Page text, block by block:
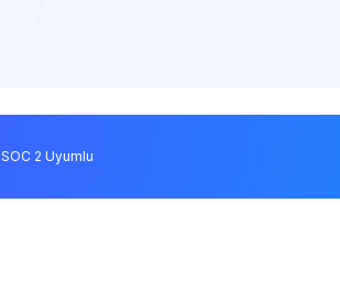
SOC 2 Uyumlu